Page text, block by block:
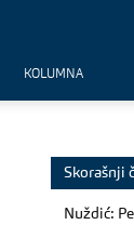
KOLUMNA
Skorašnji
Nuždić: